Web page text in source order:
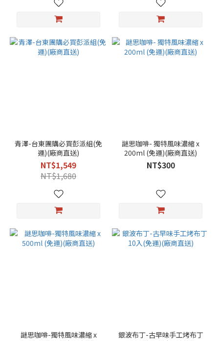
青澤-台東團購必買彭派組(免
運)(廠商直送)
NT$1,549
NT$1,680
謎思咖啡- 獨特風味濃縮 x
200ml (免運)(廠商直送)
NT$300
謎思咖啡-獨特風味濃縮 x
銀波布丁-古早味手工烤布丁